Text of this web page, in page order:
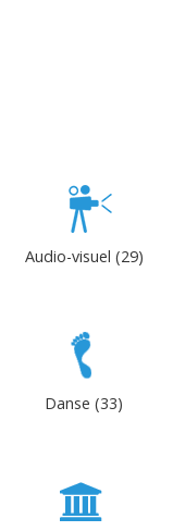
Audio-visuel (29)
Danse (33)